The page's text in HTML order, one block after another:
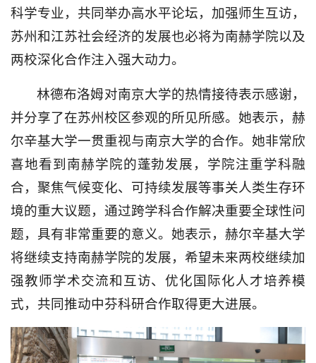
科学专业，共同举办高水平论坛，加强师生互访，
苏州和江苏社会经济的发展也必将为南赫学院以及
两校深化合作注入强大动力。
林德布洛姆对南京大学的热情接待表示感谢，
并分享了在苏州校区参观的所见所感。她表示，赫
尔辛基大学一贯重视与南京大学的合作。她非常欣
喜地看到南赫学院的蓬勃发展，学院注重学科融
合，聚焦气候变化、可持续发展等事关人类生存环
境的重大议题，通过跨学科合作解决重要全球性问
题，具有非常重要的意义。她表示，赫尔辛基大学
将继续支持南赫学院的发展，希望未来两校继续加
强教师学术交流和互访、优化国际化人才培养模
式，共同推动中芬科研合作取得更大进展。